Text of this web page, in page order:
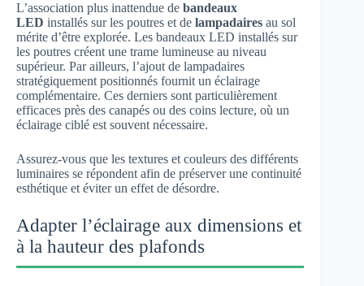
L’association plus inattendue de bandeaux
LED installés sur les poutres et de lampadaires au sol
mérite d’être explorée. Les bandeaux LED installés sur
les poutres créent une trame lumineuse au niveau
supérieur. Par ailleurs, l’ajout de lampadaires
stratégiquement positionnés fournit un éclairage
complémentaire. Ces derniers sont particulièrement
efficaces près des canapés ou des coins lecture, où un
éclairage ciblé est souvent nécessaire.
Assurez-vous que les textures et couleurs des différents
luminaires se répondent afin de préserver une continuité
esthétique et éviter un effet de désordre.
Adapter l’éclairage aux dimensions et
à la hauteur des plafonds